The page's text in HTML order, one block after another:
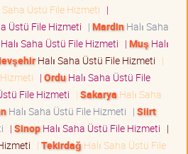
Saha Üstü File Hizmeti |
Üstü File Hizmeti | MardinHalı Saha
Halı Saha Üstü File Hizmeti | Muş Halı
Halı Saha Üstü File Hizmeti |
| OrduHalı Saha Üstü File
File Hizmeti | Sakarya Halı Saha
Halı Saha Üstü File Hizmeti | Siirt
| SinopHalı Saha Üstü File Hizmeti |
| Tekirdağ Halı Saha Üstü File